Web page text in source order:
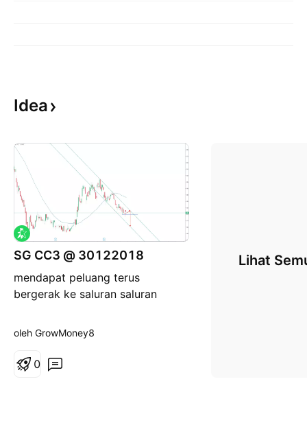
Idea
SG CC3 @ 30122018
mendapat peluang terus
bergerak ke saluran saluran
oleh GrowMoney8
0
Lihat